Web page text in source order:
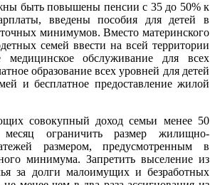
быть повышены пенсии с 35 до 50% к
введены пособия для детей в
минимумов. Вместо материнского
семей ввести на всей территории
медицинское обслуживание для всех
образование всех уровней для детей
и бесплатное предоставление жилой
совокупный доход семьи менее 50
ограничить размер жилищно-
размером, предусмотренным в
минимума. Запретить выселение из
за долги малоимущих и безработных